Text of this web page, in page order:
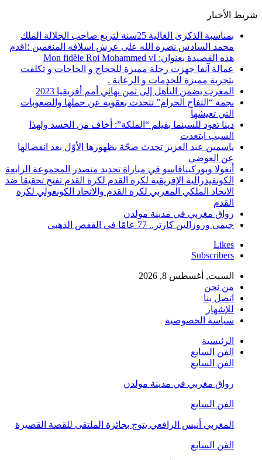
شريط الأخبار
بمناسبة الذكرى الغالية 25سنة لتربع صاحب الجلالة الملك
محمد السادس نصره الله على عرش اسلافه المنعمين ؛اقدم
هذه القصيدة بعنوان: Mon fidèle Roi Mohammed vI
عمالة آنفا جهزت رحلة مميزة للحجاج و الحاجات و تكلفت
بتجربة مميزة للخدمات و الرعاية .
المغرب يضمن التأهل إلى ثمن نهائي أمم أفريقيا 2023
نجمة “التفاح الحرام” تتحدث بعقوية عن حملها والصعوبات
التي تعيشها
دينا تعود للسينما بفيلم “الملكة”: أخاف من الحسد ولهذا
السبب ابتعدت
ياسمين عبد العزيز تحدث ضجّة بظهورها الأوّل بعد انفصالها
عن العوضي
أنغولا وبوركينافاسو في مباراة تحديد متصدر المجموعة الرابعة
الكونفيدرالية الإفريقية لكرة القدم لكرة القدم تفتح تحقيقا ضد
الاتحاد الملكي المغربي لكرة القدم والاتحاد الكونغولي لكرة
القدم
رواق مغربي في مدينة مولدن
جيمى وروزالين كارتر.. 77 عامًا في القفص الذهبي
Likes
Subscribers
السبت, أغسطس 8, 2026
من نحن
اتصل بنا
للإشهار
سياسة الخصوصية
الرئيسية
الفن السابع
الفن السابع
رواق مغربي في مدينة مولدن
الفن السابع
المغربي أنيس الرافعي يتوج بجائزة الملتقى للقصة القصيرة
الفن السابع